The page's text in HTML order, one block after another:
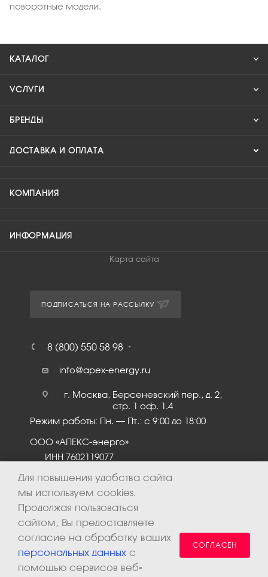
поворотные модели.
КАТАЛОГ
УСЛУГИ
БРЕНДЫ
ДОСТАВКА И ОПЛАТА
КОМПАНИЯ
ИНФОРМАЦИЯ
Карта сайта
ПОДПИСАТЬСЯ НА РАССЫЛКУ
8 (800) 550 58 98
info@apex-energy.ru
г. Москва, Берсеневский пер., д. 2,
стр. 1 оф. 1.4
Режим работы: Пн. – Пт.: с 9:00 до 18:00
ООО «АПЕКС-энерго»
ИНН 7602119077
Для повышения удобства сайта
мы используем cookies.
Продолжая пользоваться
сайтом, Вы предоставляете
согласие на обработку ваших
персональных данных с
помощью сервисов веб-
СОГЛАСЕН